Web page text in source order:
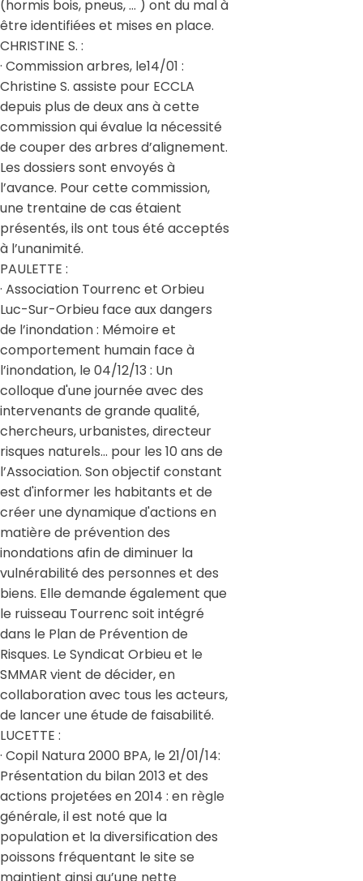
(hormis bois, pneus, … ) ont du mal à
être identifiées et mises en place.
CHRISTINE S. :
· Commission arbres, le14/01 :
Christine S. assiste pour ECCLA
depuis plus de deux ans à cette
commission qui évalue la nécessité
de couper des arbres d’alignement.
Les dossiers sont envoyés à
l’avance. Pour cette commission,
une trentaine de cas étaient
présentés, ils ont tous été acceptés
à l’unanimité.
PAULETTE :
· Association Tourrenc et Orbieu
Luc-Sur-Orbieu face aux dangers
de l’inondation : Mémoire et
comportement humain face à
l’inondation, le 04/12/13 : Un
colloque d'une journée avec des
intervenants de grande qualité,
chercheurs, urbanistes, directeur
risques naturels... pour les 10 ans de
l’Association. Son objectif constant
est d'informer les habitants et de
créer une dynamique d'actions en
matière de prévention des
inondations afin de diminuer la
vulnérabilité des personnes et des
biens. Elle demande également que
le ruisseau Tourrenc soit intégré
dans le Plan de Prévention de
Risques. Le Syndicat Orbieu et le
SMMAR vient de décider, en
collaboration avec tous les acteurs,
de lancer une étude de faisabilité.
LUCETTE :
· Copil Natura 2000 BPA, le 21/01/14:
Présentation du bilan 2013 et des
actions projetées en 2014 : en règle
générale, il est noté que la
population et la diversification des
poissons fréquentant le site se